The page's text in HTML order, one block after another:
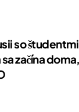
so
začína